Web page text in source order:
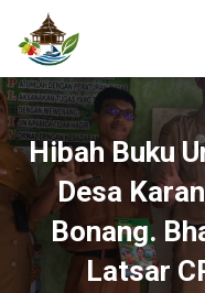
Hibah Buku
Desa
Bonang.
Latsar